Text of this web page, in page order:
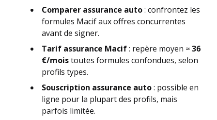
Comparer assurance auto: confrontez les
formules Macif aux offres concurrentes
avant de signer.
Tarif assurance Macif: repère moyen ≈36
€/moistoutes formules confondues, selon
profils types.
Souscription assurance auto: possible en
ligne pour la plupart des profils, mais
parfois limitée.